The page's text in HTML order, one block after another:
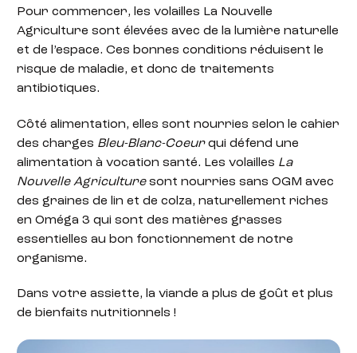
Pour commencer, les volailles La Nouvelle
Agriculture sont élevées avec de la lumière naturelle
et de l’espace. Ces bonnes conditions réduisent le
risque de maladie, et donc de traitements
antibiotiques.
Côté alimentation, elles sont nourries selon le cahier
des charges Bleu-Blanc-Coeurqui défend une
alimentation à vocation santé. Les volailles La
Nouvelle Agriculturesont nourries sans OGM avec
des graines de lin et de colza, naturellement riches
en Oméga 3 qui sont des matières grasses
essentielles au bon fonctionnement de notre
organisme.
Dans votre assiette, la viande a plus de goût et plus
de bienfaits nutritionnels !